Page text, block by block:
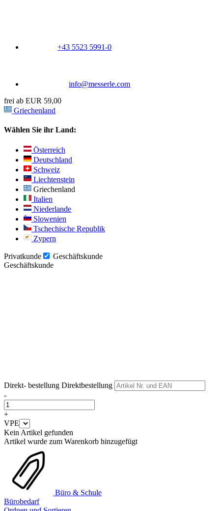
+43 5523 5991-0
info@messerle.com
frei ab EUR 59,00
Griechenland
Wählen Sie ihr Land:
Österreich
Deutschland
Schweiz
Liechtenstein
Griechenland
Italien
Niederlande
Slowenien
Tschechische Republik
Zypern
Privatkunde
Geschäftskunde
Geschäftskunde
Direkt- bestellung Direktbestellung
-
+
VPE
Kein Artikel gefunden
Artikel wurde zum Warenkorb hinzugefügt
Büro & Schule
Bürobedarf